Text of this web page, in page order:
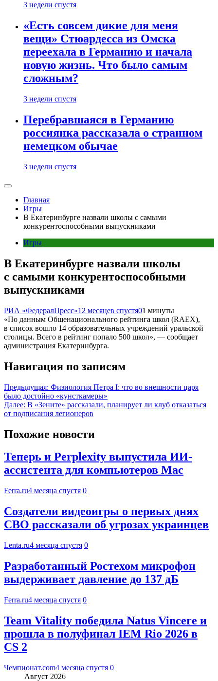
3 недели спустя
«Есть совсем дикие для меня
вещи» Стюардесса из Омска
переехала в Германию и начала
новую жизнь. Что было самым
сложным?
3 недели спустя
Перебравшаяся в Германию
россиянка рассказала о странном
немецком обычае
3 недели спустя
Главная
Игры
В Екатеринбурге назвали школы с самыми
конкурентоспособными выпускниками
Игры
В Екатеринбурге назвали школы
с самыми конкурентоспособными
выпускниками
РИА «ФедералПресс»12 месяцев спустя01 минуты
«По данным Общенационального рейтинга школ (RAEX),
в список вошло 14 образовательных учреждений уральской
столицы. Всего в рейтинг попало 500 школ», — сообщает
администрация Екатеринбурга.
Навигация по записям
Предыдущая: Физиология Петра I: что во внешности царя
было достойно «кунсткамеры»
Далее: В «Зените» рассказали, планирует ли клуб отказаться
от подписания легионеров
Похожие новости
Теперь и Perplexity выпустила ИИ-
ассистента для компьютеров Mac
Ferra.ru4 месяца спустя 0
Создатели видеоигры о первых днях
СВО рассказали об угрозах украинцев
Lenta.ru4 месяца спустя 0
Разработанный Ростехом микрофон
выдерживает давление до 137 дБ
Ferra.ru4 месяца спустя 0
Team Vitality победила Natus Vincere и
прошла в полуфинал IEM Rio 2026 в
CS 2
Чемпионат.com4 месяца спустя 0
Август 2026